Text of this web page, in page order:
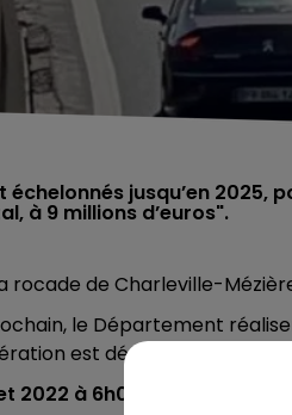
jusqu’en 2025,
à 9 millions d’euros".
rocade de Charleville-
le Département
est découpée en deux
2022 à 6h00 au 29 juillet